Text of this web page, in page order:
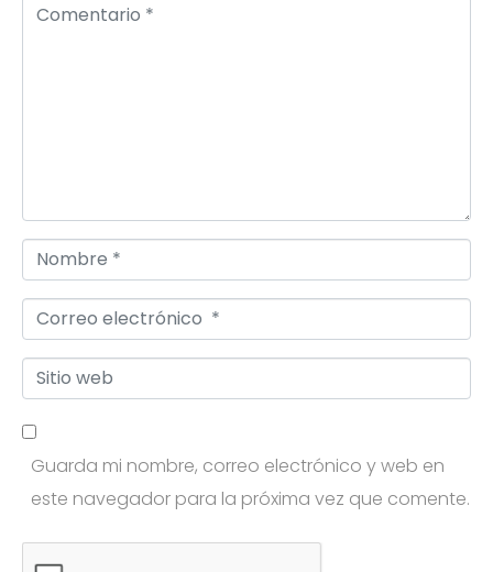
r
i
o
*
o
m
b
e
o
e
o
l
i
t
o
w
Guarda mi nombre, correo electrónico y web en
este navegador para la próxima vez que comente.